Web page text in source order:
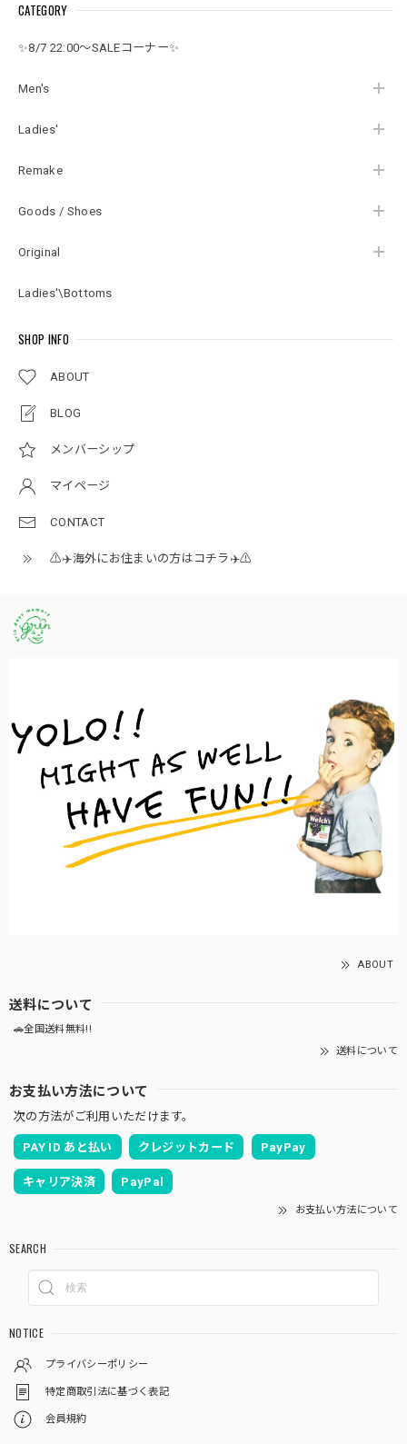
CATEGORY
✨8/7 22:00～SALEコーナー✨
Men's
Ladies'
Remake
Goods / Shoes
Original
Ladies'\Bottoms
SHOP INFO
ABOUT
BLOG
メンバーシップ
マイページ
CONTACT
⚠️✈️海外にお住まいの方はコチラ✈️⚠️
ィンテージ ビンテー
サイズ
ージ アメリカ古着 レ
ャパンヴィンテージ
ABOUT
送料について
🚗全国送料無料!!
送料について
お支払い方法について
次の方法がご利用いただけます。
PAY ID あと払い クレジットカード PayPay
キャリア決済 PayPal
お支払い方法について
SEARCH
NOTICE
プライバシーポリシー
特定商取引法に基づく表記
会員規約